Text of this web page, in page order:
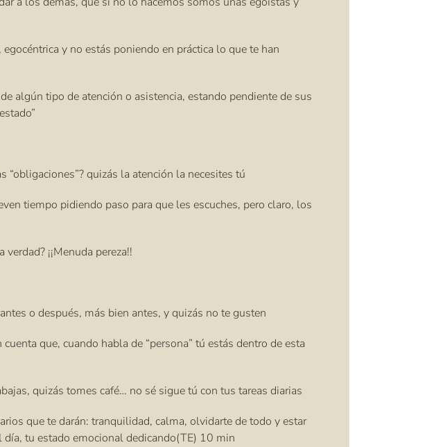
y no estás poniendo en práctica lo que te han
algún tipo de atención o asistencia, estando pendiente de sus
“obligaciones”? quizás la atención la necesites tú
tiempo pidiendo paso para que les escuches, pero claro, los
¡¡Menuda pereza!!
o después, más bien antes, y quizás no te gusten
que, cuando habla de “persona” tú estás dentro de esta
quizás tomes café… no sé sigue tú con tus tareas diarias
que te darán: tranquilidad, calma, olvidarte de todo y estar
tu estado emocional dedicando(TE) 10 min